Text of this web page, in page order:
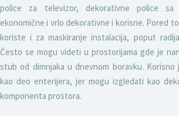
police za televizor, dekorativne police sa
ekonomične i vrlo dekorativne i korisne. Pored
koriste i za maskiranje instalacija, poput
Često se mogu videti u prostorijama gde je
stub od dimnjaka u dnevnom boravku.
kao deo enterijera, jer mogu izgledati kao
komponenta prostora.